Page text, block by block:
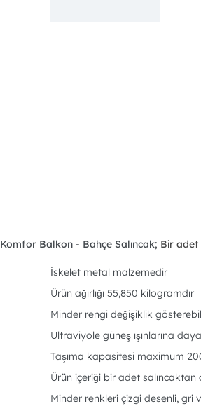
Komfor Balkon - Bahçe Salıncak; Bir adet
İskelet metal malzemedir
Ürün ağırlığı 55,850 kilogramdır
Minder rengi değişiklik
Ultraviyole güneş ışınlarına
Taşıma kapasitesi maximum
Ürün içeriği bir adet salıncaktan
Minder renkleri çizgi desenli, gri